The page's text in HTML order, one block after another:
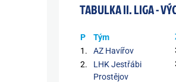
TABULKA II. LIGA -
P Tým
1.
AZ Havířov
2.
LHK Jestřábi
Prostějov